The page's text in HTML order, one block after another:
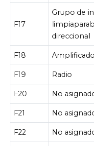
F17
Grupo de
direccional
F18
F19 Radio
F20 No
F21 No
F22 No